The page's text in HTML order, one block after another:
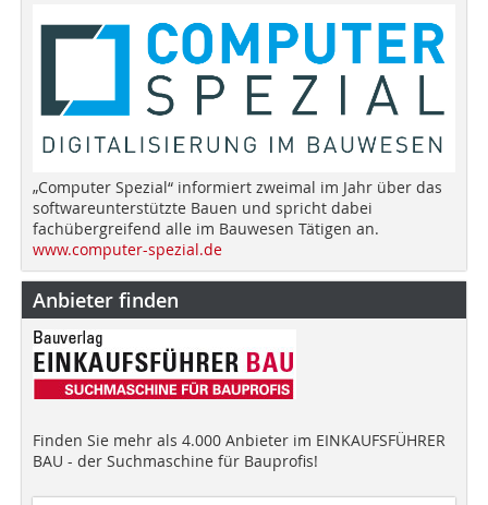
„Computer Spezial“ informiert zweimal im Jahr über das
softwareunterstützte Bauen und spricht dabei
fachübergreifend alle im Bauwesen Tätigen an.
www.computer-spezial.de
Anbieter finden
Finden Sie mehr als 4.000 Anbieter im EINKAUFSFÜHRER
BAU - der Suchmaschine für Bauprofis!